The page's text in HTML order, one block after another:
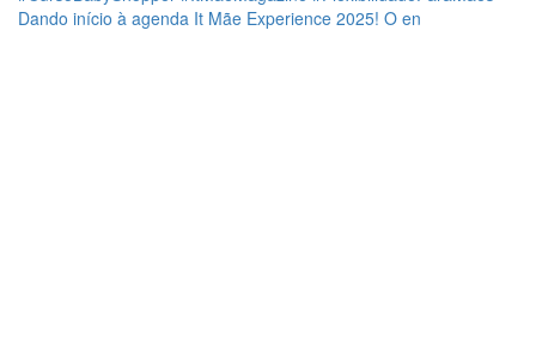
Dando início à agenda It Mãe Experience 2025! O en